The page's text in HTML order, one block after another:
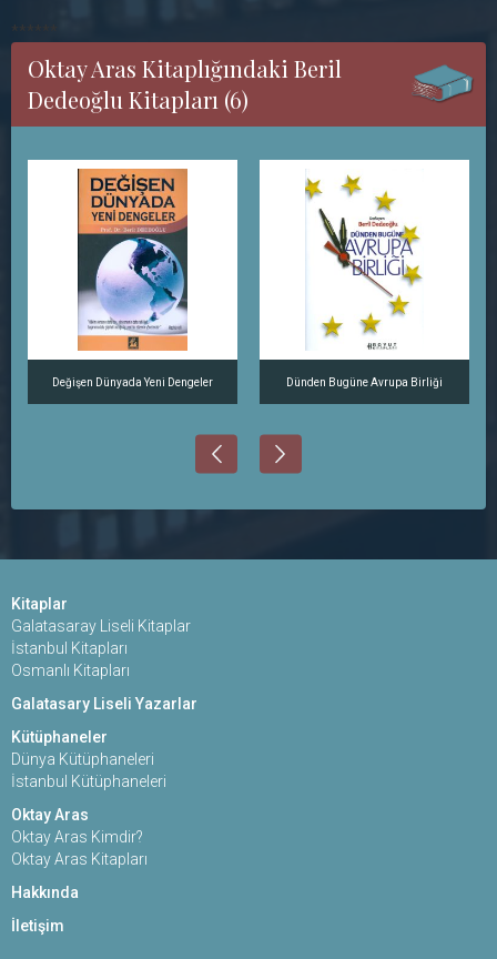
******
Oktay Aras Kitaplığındaki Beril
Dedeoğlu Kitapları (6)
Değişen Dünyada Yeni Dengeler Dünden Bugüne Avrupa Birliği
Kitaplar
Galatasaray Liseli Kitaplar
İstanbul Kitapları
Osmanlı Kitapları
Galatasary Liseli Yazarlar
Kütüphaneler
Dünya Kütüphaneleri
İstanbul Kütüphaneleri
Oktay Aras
Oktay Aras Kimdir?
Oktay Aras Kitapları
Hakkında
İletişim